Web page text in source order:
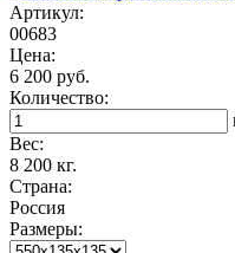
Артикул:
00683
Цена:
6 200 руб.
Количество:
Вес:
8 200 кг.
Страна:
Россия
Размеры: